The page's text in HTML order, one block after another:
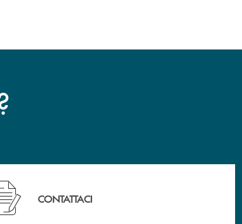
di Banca Monte Pruno
bisogno di assistenza immediata? Contattaci!
CONTATTACI